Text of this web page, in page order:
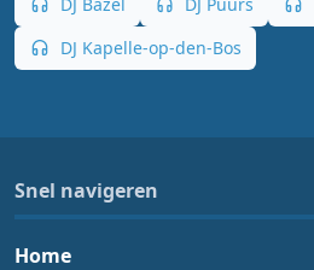
DJ Kapelle-op-den-Bos
Snel navigeren
Home